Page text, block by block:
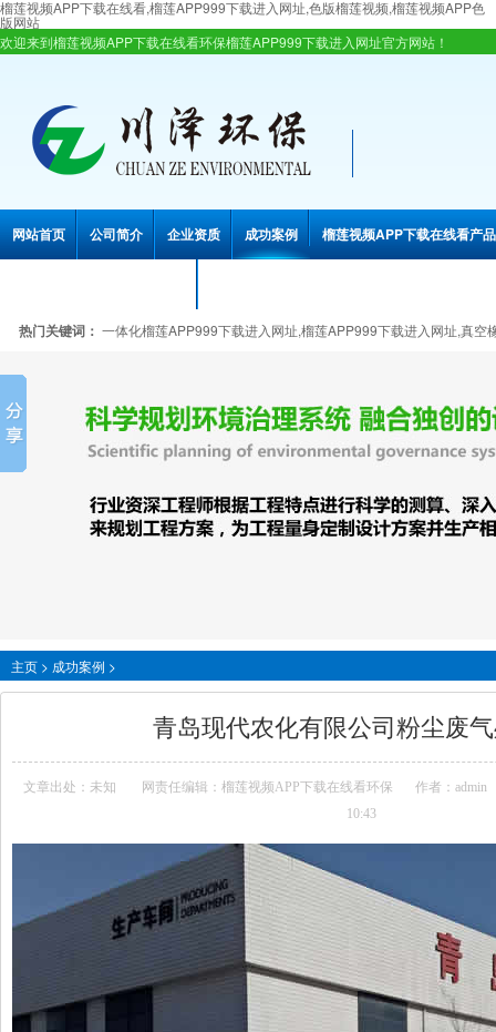
榴莲视频APP下载在线看,榴莲APP999下载进入网址,色版榴莲视频,榴莲视频APP色
版网站
欢迎来到榴莲视频APP下载在线看环保榴莲APP999下载进入网址官方网站！
网站首页 公司简介 企业资质 成功案例 榴莲视频APP下载在线看产品
热门关键词： 一体化榴莲APP999下载进入网址,榴莲APP999下载进入网址,真
主页 > 成功案例 >
青岛现代农化有限公司粉尘废
文章出处：未知 网责任编辑：榴莲视频APP下载在线看环保
作者：admin
10:43